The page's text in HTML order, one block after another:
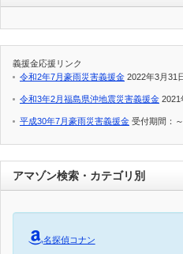
義援金応援リンク
令和2年7月豪雨災害義援金 2022年3月31
令和3年2月福島県沖地震災害義援金 2021
平成30年7月豪雨災害義援金 受付期間：
アマゾン検索・カテゴリ別
名探偵コナン